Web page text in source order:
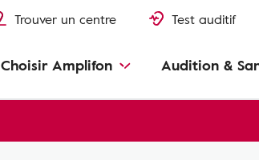
Trouver un centre Test auditif
Choisir Amplifon Audition &